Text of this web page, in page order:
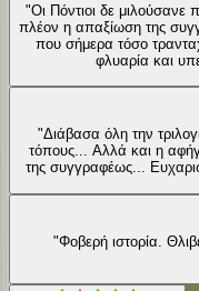
"Οι Πόντιοι δε μιλούσανε
πλέον η απαξίωση της
που σήμερα τόσο
φλυαρία και
"Διάβασα όλη την
τόπους... Αλλά και η
της συγγραφέως...
"Φοβερή ιστορία.